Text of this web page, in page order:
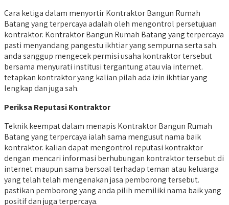
Cara ketiga dalam menyortir Kontraktor Bangun Rumah
Batang yang terpercaya adalah oleh mengontrol persetujuan
kontraktor. Kontraktor Bangun Rumah Batang yang terpercaya
pasti menyandang pangestu ikhtiar yang sempurna serta sah.
anda sanggup mengecek permisi usaha kontraktor tersebut
bersama menyurati institusi tergantung atau via internet.
tetapkan kontraktor yang kalian pilah ada izin ikhtiar yang
lengkap dan juga sah.
Periksa Reputasi Kontraktor
Teknik keempat dalam menapis Kontraktor Bangun Rumah
Batang yang terpercaya ialah sama mengusut nama baik
kontraktor. kalian dapat mengontrol reputasi kontraktor
dengan mencari informasi berhubungan kontraktor tersebut di
internet maupun sama bersoal terhadap teman atau keluarga
yang telah telah mengenakan jasa pemborong tersebut.
pastikan pemborong yang anda pilih memiliki nama baik yang
positif dan juga terpercaya.